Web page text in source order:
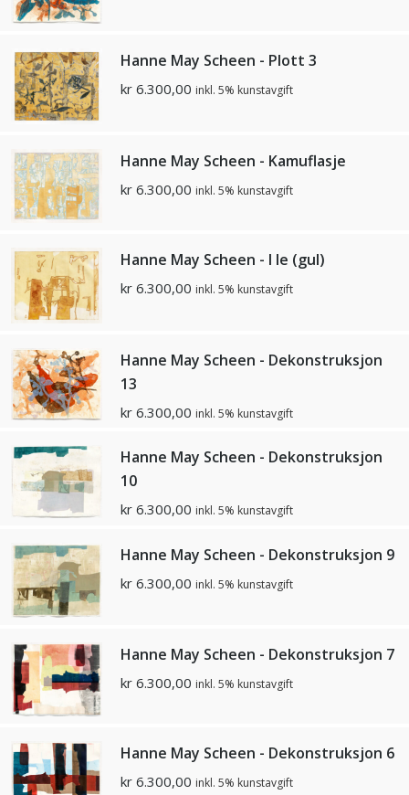
Hanne May Scheen - Plott 3
kr 6.300,00 inkl. 5% kunstavgift
Hanne May Scheen - Kamuflasje
kr 6.300,00 inkl. 5% kunstavgift
Hanne May Scheen - I le (gul)
kr 6.300,00 inkl. 5% kunstavgift
Hanne May Scheen - Dekonstruksjon
13
kr 6.300,00 inkl. 5% kunstavgift
Hanne May Scheen - Dekonstruksjon
10
kr 6.300,00 inkl. 5% kunstavgift
Hanne May Scheen - Dekonstruksjon 9
kr 6.300,00 inkl. 5% kunstavgift
Hanne May Scheen - Dekonstruksjon 7
kr 6.300,00 inkl. 5% kunstavgift
Hanne May Scheen - Dekonstruksjon 6
kr 6.300,00 inkl. 5% kunstavgift